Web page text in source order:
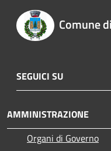
Comune
SEGUICI SU
AMMINISTRAZIONE
Organi di Governo